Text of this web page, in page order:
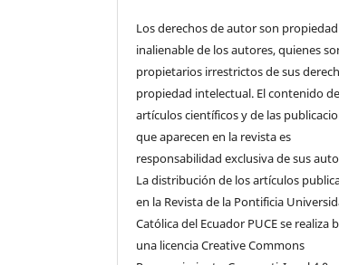
Los derechos de autor son propiedad
inalienable de los autores, quienes
propietarios irrestrictos de sus
propiedad intelectual. El contenido
artículos científicos y de las
que aparecen en la revista es
responsabilidad exclusiva de sus
La distribución de los artí­culos
en la Revista de la Pontificia
Católica del Ecuador PUCE se realiza
una licencia Creative Commons